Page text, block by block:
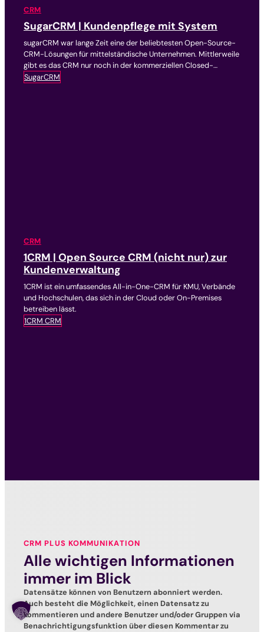
CRM
SugarCRM | Kundenpflege mit System
sugarCRM war lange Zeit eine der beliebtesten Open-Source-
CRM-Lösungen für mittelständische Unternehmen. Mittlerweile
gibt es das CRM nur noch in der kommerziellen Closed-
Source-Variante.
SugarCRM
CRM
1CRM | Open Source CRM (nicht nur) zur
Kundenverwaltung
1CRM ist ein umfassendes All-in-One-CRM für KMU, Verbände
und Hochschulen, das sich in der Cloud oder On-Premises
betreiben lässt.
1CRM CRM
CRM PLUS KOMMUNIKATION
Alle wichtigen Informationen
immer im Blick
Datensätze können von Benutzern abonniert werden.
Auch besteht die Möglichkeit, einen Datensatz zu
kommentieren und andere Benutzer und/oder Gruppen via
Benachrichtigungsfunktion über diesen Kommentar zu